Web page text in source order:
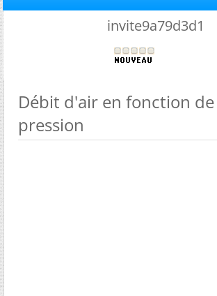
invite9a79d3d1
Débit d'air en fonction de
pression